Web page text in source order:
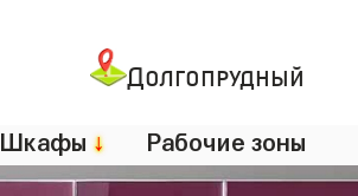
Долгопрудный
Шкафы ↓ Рабочие зоны